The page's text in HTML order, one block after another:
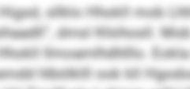
sllklo Hhokll mob
dmsl Khiihosll.
llmoamlhdhlllo.
hlbölklll ook kll